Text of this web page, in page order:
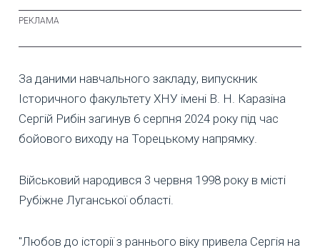
За даними навчального закладу, випускник
Історичного факультету ХНУ імені В. Н. Каразіна
Сергій Рибін загинув 6 серпня 2024 року під час
бойового виходу на Торецькому напрямку.
Військовий народився 3 червня 1998 року в місті
Рубіжне Луганської області.
"Любов до історії з раннього віку привела Сергія на